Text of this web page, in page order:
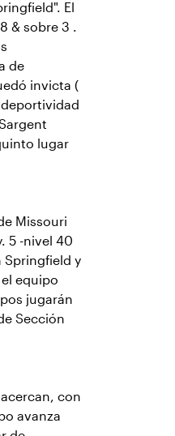
El
& sobre 3 .
de
invicta (
lugar
Missouri
5 -nivel 40
Springfield y
equipo
jugarán
Sección
con
avanza